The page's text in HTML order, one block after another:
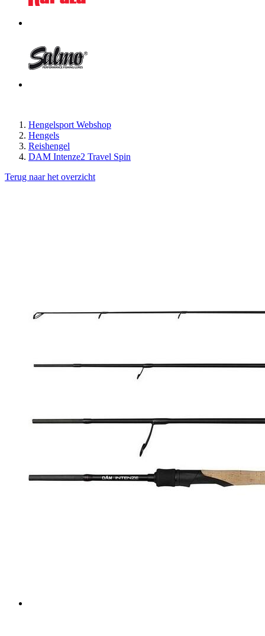
Hengelsport Webshop
Hengels
Reishengel
DAM Intenze2 Travel Spin
Terug naar het overzicht